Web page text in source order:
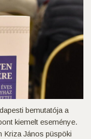
bemutatója a
kiemelt eseménye.
Kriza János püspöki